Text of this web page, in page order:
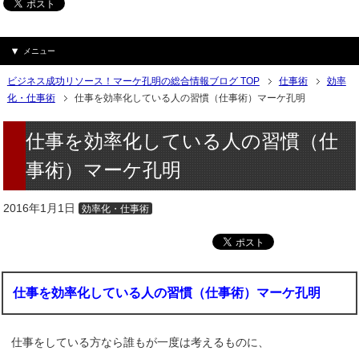
メニュー
ビジネス成功リソース！マーケ孔明の総合情報ブログ TOP 仕事術
効率
化・仕事術
仕事を効率化している人の習慣（仕事術）マーケ孔明
仕事を効率化している人の習慣（仕
事術）マーケ孔明
2016年1月1日 効率化・仕事術
仕事を効率化している人の習慣（仕事術）マーケ孔明
仕事をしている方なら誰もが一度は考えるものに、